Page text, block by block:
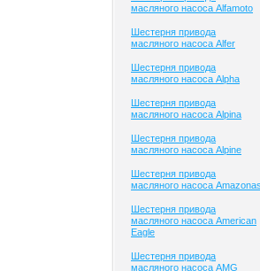
масляного насоса Alfamoto
Шестерня привода
масляного насоса Alfer
Шестерня привода
масляного насоса Alpha
Шестерня привода
масляного насоса Alpina
Шестерня привода
масляного насоса Alpine
Шестерня привода
масляного насоса
Шестерня привода
масляного насоса American
Eagle
Шестерня привода
масляного насоса AMG